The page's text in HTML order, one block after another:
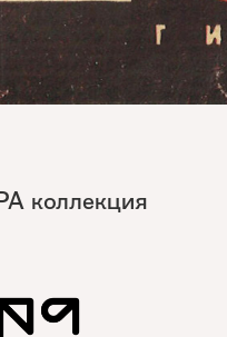
коллекция